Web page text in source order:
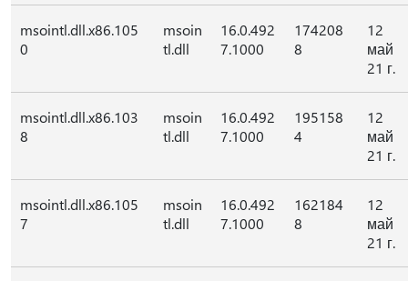
msointl.dll.x86.105
0
msoin
tl.dll
16.0.492
7.1000
174208
8
12
май
21 г.
msointl.dll.x86.103
8
msoin
tl.dll
16.0.492
7.1000
195158
4
12
май
21 г.
msointl.dll.x86.105
7
msoin
tl.dll
16.0.492
7.1000
162184
8
12
май
21 г.